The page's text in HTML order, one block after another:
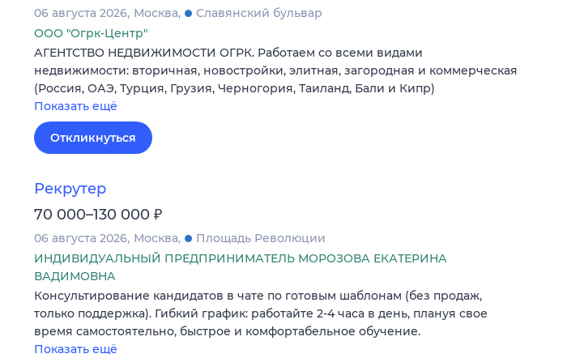
06 августа 2026 Москва
Славянский бульвар
ООО "Огрк-Центр"
АГЕНТСТВО НЕДВИЖИМОСТИ ОГРК. Работаем со всеми видами
недвижимости: вторичная, новостройки, элитная, загородная и коммерческая
(Россия, ОАЭ, Турция, Грузия, Черногория, Таиланд, Бали и Кипр)
Показать ещё
Откликнуться
Рекрутер
70 000–130 000 ₽
06 августа 2026 Москва
Площадь Революции
ИНДИВИДУАЛЬНЫЙ ПРЕДПРИНИМАТЕЛЬ МОРОЗОВА ЕКАТЕРИНА
ВАДИМОВНА
Консультирование кандидатов в чате по готовым шаблонам (без продаж,
только поддержка). Гибкий график: работайте 2-4 часа в день, плануя свое
время самостоятельно, быстрое и комфортабельное обучение.
Показать ещё